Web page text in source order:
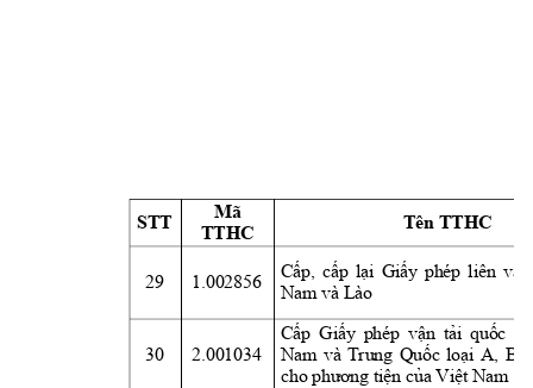
STT
Mã
TTHC
Tên TTHC
29 1.002856
Cấp, cấp lại Giấy phép liên vận
Nam và Lào
30 2.001034
Cấp Giấy phép vận tải quốc
Nam và Trung Quốc loại A, B,
cho phương tiện của Việt Nam